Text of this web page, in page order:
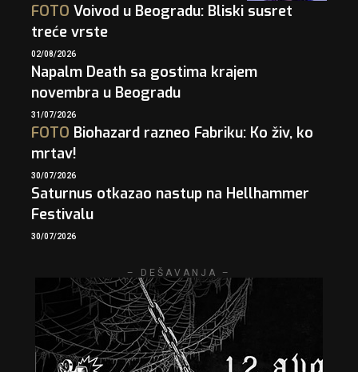
FOTO Voivod u Beogradu: Bliski susret
treće vrste
02/08/2026
Napalm Death sa gostima krajem
novembra u Beogradu
31/07/2026
FOTO Biohazard razneo Fabriku: Ko živ, ko
mrtav!
30/07/2026
Saturnus otkazao nastup na Hellhammer
Festivalu
30/07/2026
– DEŠAVANJA –